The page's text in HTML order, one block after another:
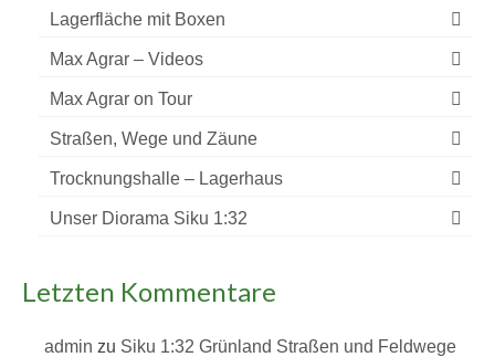
Lagerfläche mit Boxen
Max Agrar – Videos
Max Agrar on Tour
Straßen, Wege und Zäune
Trocknungshalle – Lagerhaus
Unser Diorama Siku 1:32
Letzten Kommentare
admin zu Siku 1:32 Grünland Straßen und Feldwege